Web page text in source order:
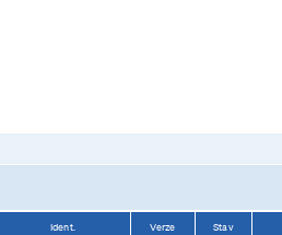
Ident. Verze Stav